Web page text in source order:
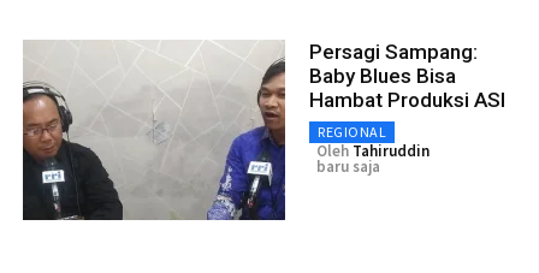
Persagi Sampang:
Baby Blues Bisa
Hambat Produksi ASI
REGIONAL
Oleh Tahiruddin
baru saja